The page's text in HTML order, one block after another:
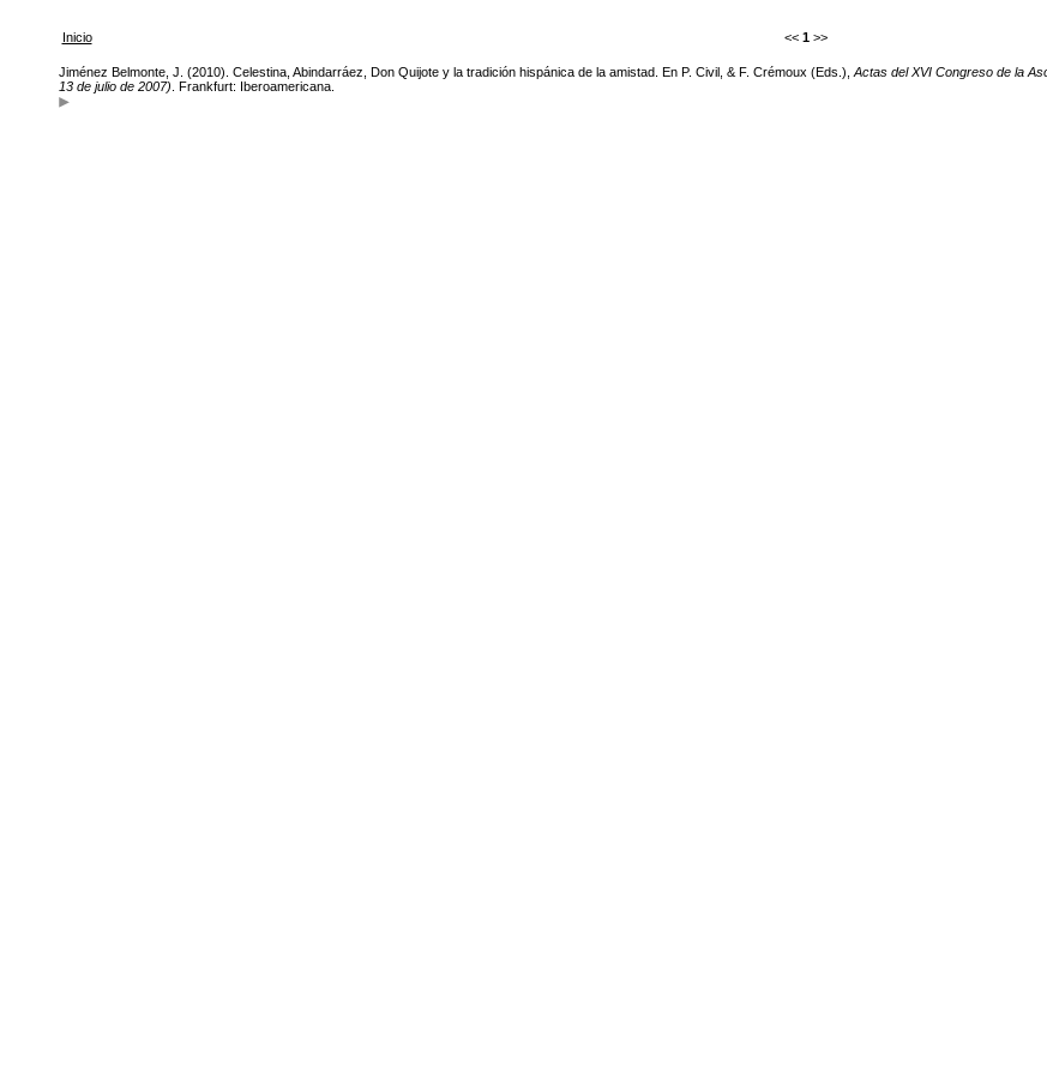
Inicio << 1 >>
Jiménez Belmonte, J. (2010). Celestina, Abindarráez, Don Quijote y la tradición hispánica de la amistad. En P. Civil, & F. Crémoux (Eds.), Actas del XVI Congreso de la
13 de julio de 2007) . Frankfurt: Iberoamericana.